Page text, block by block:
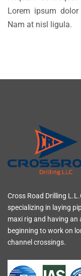
Lorem ipsum
Nam at nisl ligula.
Cross Road Drilling
specializing in laying
maxi rig and having an
beginning to work on
channel crossings.